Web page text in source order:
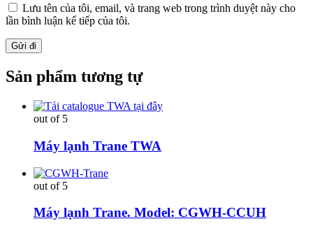
Lưu tên của tôi, email, và trang web trong trình duyệt này cho
lần bình luận kế tiếp của tôi.
Sản phẩm tương tự
out of 5
Máy lạnh Trane TWA
out of 5
Máy lạnh Trane. Model: CGWH-CCUH